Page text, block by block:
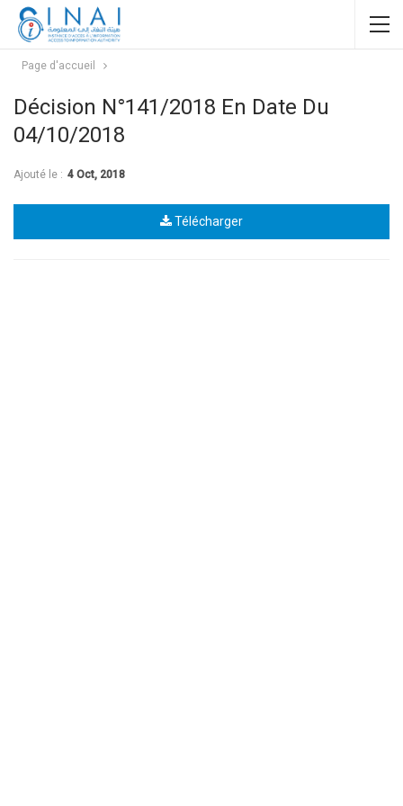
Page d'accueil
Décision N°141/2018 En Date Du
04/10/2018
Ajouté le : 4 Oct, 2018
Télécharger